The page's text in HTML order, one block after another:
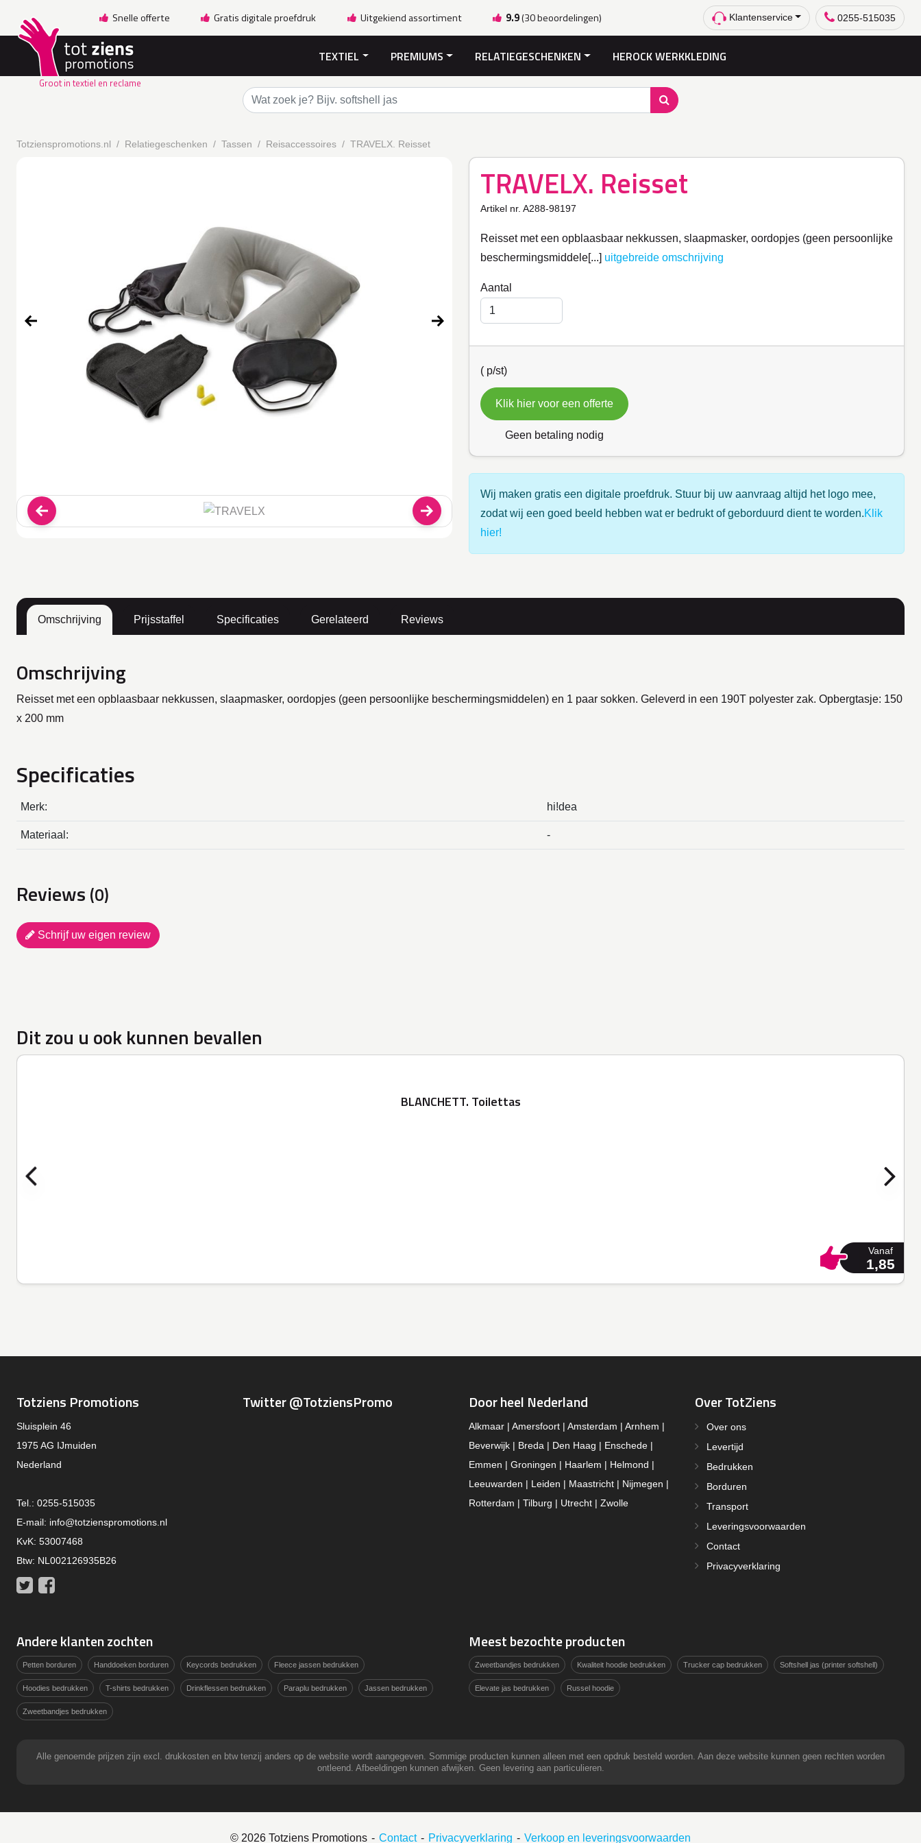
Snelle offerte Gratis digitale proefdruk Uitgekiend assortiment 9.9(30 beoordelingen) Klantenservice 0255-515035
Groot in textiel en reclame
TEXTIEL PREMIUMS RELATIEGESCHENKEN HEROCK WERKKLEDING
Totzienspromotions.nl Relatiegeschenken Tassen Reisaccessoires TRAVELX. Reisset
TRAVELX. Reisset
Artikel nr. A288-98197
Reisset met een opblaasbaar nekkussen, slaapmasker, oordopjes (geen persoonlijke
beschermingsmiddele[...] uitgebreide omschrijving
Aantal
( p/st)
Klik hier voor een offerte
Geen betaling nodig
Wij maken gratis een digitale proefdruk. Stuur bij uw aanvraag altijd het logo mee,
zodat wij een goed beeld hebben wat er bedrukt of geborduurd dient te worden.Klik
hier!
Omschrijving Prijsstaffel Specificaties Gerelateerd Reviews
Omschrijving
Reisset met een opblaasbaar nekkussen, slaapmasker, oordopjes (geen persoonlijke beschermingsmiddelen) en 1 paar sokken. Geleverd in een 190T polyester zak. Opbergtasje: 150
x 200 mm
Specificaties
Merk: hi!dea
Materiaal: -
Reviews (0)
Schrijf uw eigen review
Dit zou u ook kunnen bevallen
BLANCHETT. Toilettas
Vanaf
1,85
Totziens Promotions
Sluisplein 46
1975 AG IJmuiden
Nederland
Tel.: 0255-515035
E-mail: info@totzienspromotions.nl
KvK: 53007468
Btw: NL002126935B26
Twitter
Twitter @TotziensPromo Door heel Nederland
Alkmaar | Amersfoort | Amsterdam | Arnhem |
Beverwijk | Breda | Den Haag | Enschede |
Emmen | Groningen | Haarlem | Helmond |
Leeuwarden | Leiden | Maastricht | Nijmegen |
Rotterdam | Tilburg | Utrecht | Zwolle
Over TotZiens
Over ons
Levertijd
Bedrukken
Borduren
Transport
Leveringsvoorwaarden
Contact
Privacyverklaring
Andere klanten zochten
Petten borduren Handdoeken borduren Keycords bedrukken Fleece jassen bedrukken
Hoodies bedrukken T-shirts bedrukken Drinkflessen bedrukken Paraplu bedrukken Jassen bedrukken
Zweetbandjes bedrukken
Meest bezochte producten
Zweetbandjes bedrukken Kwaliteit hoodie bedrukken Trucker cap bedrukken Softshell jas (printer softshell)
Elevate jas bedrukken Russel hoodie
Alle genoemde prijzen zijn excl. drukkosten en btw tenzij anders op de website wordt aangegeven. Sommige producten kunnen alleen met een opdruk besteld worden. Aan deze website kunnen geen rechten worden
ontleend. Afbeeldingen kunnen afwijken. Geen levering aan particulieren.
© 2026 Totziens Promotions Contact Privacyverklaring Verkoop en leveringsvoorwaarden